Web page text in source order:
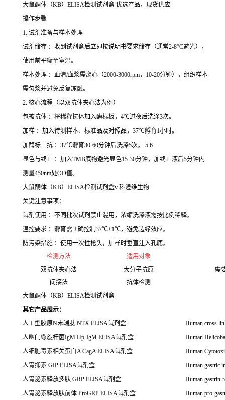
大鼠酮体（KB）ELISA检测试剂盒 优选产品，现货供应
操作步骤
1. 试剂准备与样本处理
试剂储存 ：收到试剂盒后立即按说明书要求储存（通常2-8°C避光），
使用前平衡至室温。
样本处理 ：血清/血浆需离心（2000-3000rpm，10-20分钟），组织样本
需匀浆并避免反复冻融。
2. 核心流程（以双抗体夹心法为例）
包被抗体 ：将稀释抗体加入酶标板，4℃过夜后洗涤3次。
加样 ：加入待测样本、标准品及对照品，37℃孵育1小时。
加酶标二抗 ：37℃孵育30-60分钟后洗涤5次。 5 6
显色与终止 ：加入TMB底物避光显色15-30分钟，加终止液后5分钟内
测量450nm处OD值。
大鼠酮体（KB）ELISA检测试剂盒v 科澄维生物
关键注意事项：
试剂使用 ：不同批次试剂禁止混用，浓缩洗涤液需按比例稀释。
温控要求 ：孵育需 J 确控制37℃±1℃，避免边缘效应。
防污染措施 ：使用一次性枪头，加样时垂直注入孔底。
检测方法
适用对象
双抗体夹心法
大分子抗原
需
间接法
抗体检测
大鼠酮体（KB）ELISA检测试剂盒
其它产品展示：
人 Ⅰ 型胶原N末端肽 NTX ELISA试剂盒
Human cross
人幽门螺旋杆菌IgM Hp-IgM ELISA试剂盒
Human
人细胞毒素相关蛋白A CagA ELISA试剂盒
Human
人胃抑素 GIP ELISA试剂盒
Human gastric
人胃泌素释放多肽 GRP ELISA试剂盒
Human gastrin-
人胃泌素释放肽前体 ProGRP ELISA试剂盒
Human pro-